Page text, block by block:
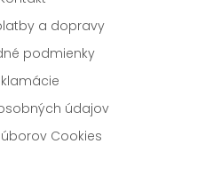
a dopravy
podmienky
údajov
Cookies